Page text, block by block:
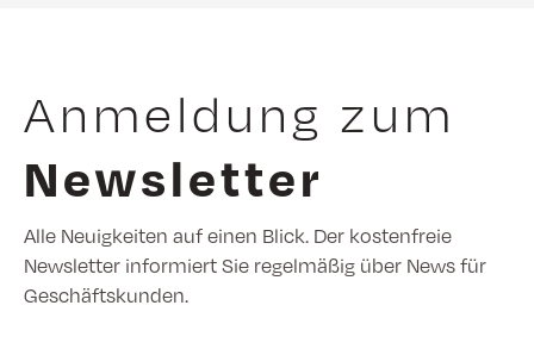
Anmeldung zum
Newsletter
Alle Neuigkeiten auf einen Blick. Der kostenfreie
Newsletter informiert Sie regelmäßig über News für
Geschäftskunden.